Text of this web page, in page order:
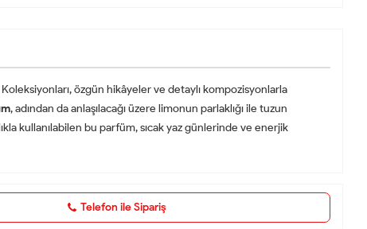
özgün hikâyeler ve detaylı kompozisyonlarla
, adından da anlaşılacağı üzere limonun parlaklığı ile tuzun
kullanılabilen bu parfüm, sıcak yaz günlerinde ve enerjik
Telefon ile Sipariş